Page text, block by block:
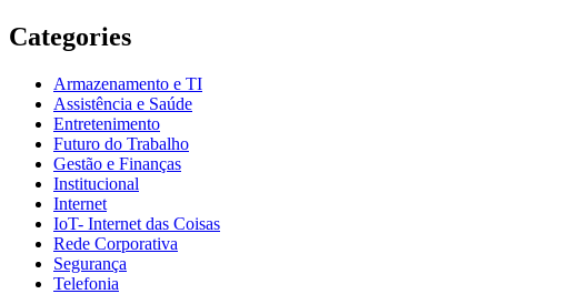
Categories
Armazenamento e TI
Assistência e Saúde
Entretenimento
Futuro do Trabalho
Gestão e Finanças
Institucional
Internet
IoT- Internet das Coisas
Rede Corporativa
Segurança
Telefonia